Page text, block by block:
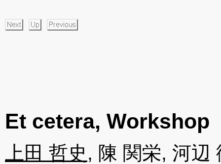
Et cetera, Workshop
上田 哲史 , 陳 関栄, 河辺